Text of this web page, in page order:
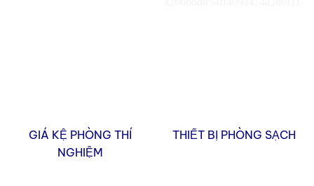
GIÁ KỆ PHÒNG THÍ
NGHIỆM
THIẾT BỊ PHÒNG SẠCH